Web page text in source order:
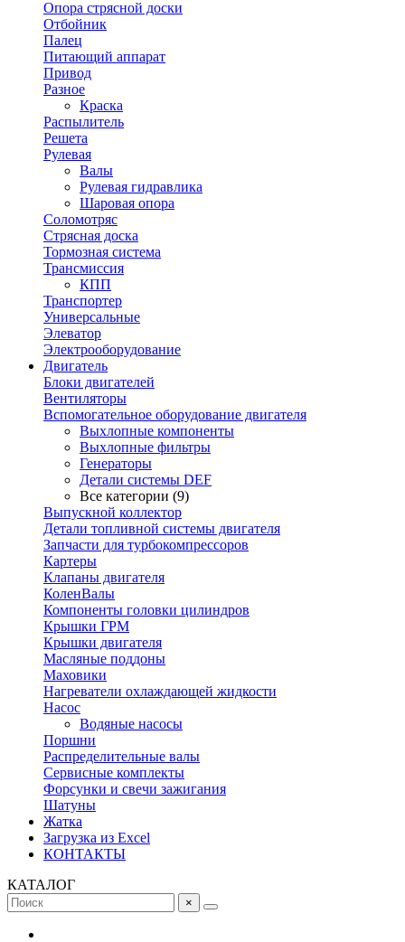
Опора стрясной доски
Отбойник
Палец
Питающий аппарат
Привод
Разное
Краска
Распылитель
Решета
Рулевая
Валы
Рулевая гидравлика
Шаровая опора
Соломотряс
Стрясная доска
Тормозная система
Трансмиссия
КПП
Транспортер
Универсальные
Элеватор
Электрооборудование
Двигатель
Блоки двигателей
Вентиляторы
Вспомогательное оборудование двигателя
Выхлопные компоненты
Выхлопные фильтры
Генераторы
Детали системы DEF
Все категории (9)
Выпускной коллектор
Детали топливной системы двигателя
Запчасти для турбокомпрессоров
Картеры
Клапаны двигателя
КоленВалы
Компоненты головки цилиндров
Крышки ГРМ
Крышки двигателя
Масляные поддоны
Маховики
Нагреватели охлаждающей жидкости
Насос
Водяные насосы
Поршни
Распределительные валы
Сервисные комплекты
Форсунки и свечи зажигания
Шатуны
Жатка
Загрузка из Excel
КОНТАКТЫ
КАТАЛОГ
×